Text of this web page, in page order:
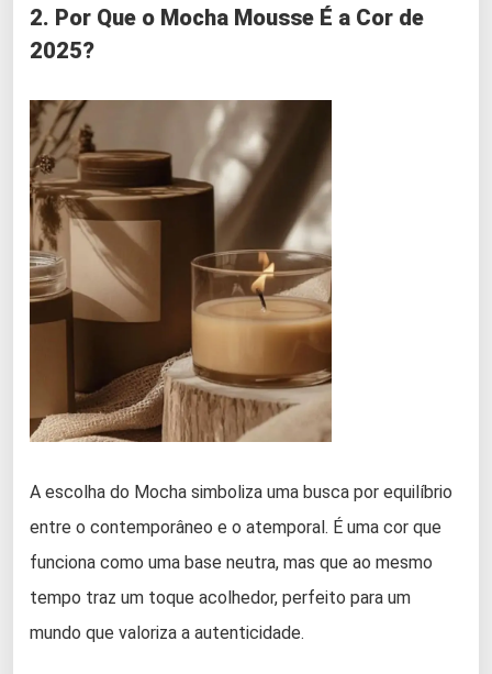
2. Por Que o Mocha Mousse É a Cor de
2025?
A escolha do Mocha simboliza uma busca por equilíbrio
entre o contemporâneo e o atemporal. É uma cor que
funciona como uma base neutra, mas que ao mesmo
tempo traz um toque acolhedor, perfeito para um
mundo que valoriza a autenticidade.